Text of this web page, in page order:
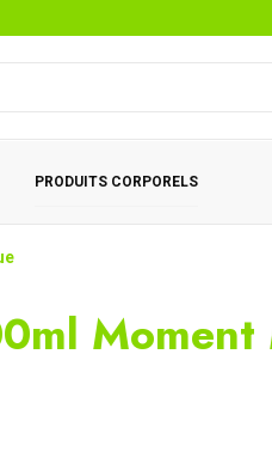
PRODUITS CORPORELS
Moment